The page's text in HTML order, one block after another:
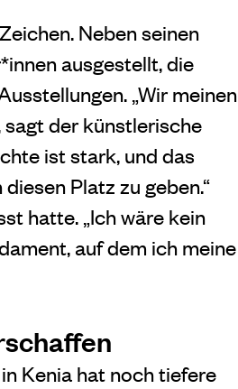
Neben seinen
ausgestellt, die
„Wir meinen
sagt der künstlerische
ist stark, und das
Platz zu geben.“
hatte. „Ich wäre kein
auf dem ich meine
Kenia hat noch tiefere